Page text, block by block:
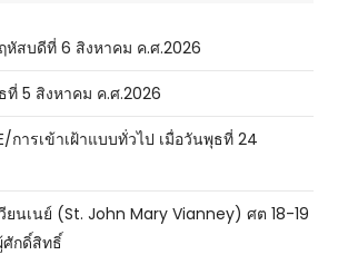
สบดีที่ 6 สิงหาคม ค.ศ.2026
5 สิงหาคม ค.ศ.2026
การเข้าเฝ้าแบบทั่วไป เมื่อวันพุธที่ 24
นเนย์ (St. John Mary Vianney) ศต 18-19
ศักดิ์สิทธิ์